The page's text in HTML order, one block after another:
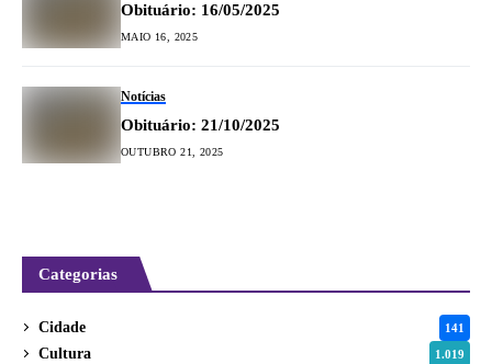
Obituário: 16/05/2025
MAIO 16, 2025
Notícias
Obituário: 21/10/2025
OUTUBRO 21, 2025
Categorias
Cidade 141
Cultura 1.019